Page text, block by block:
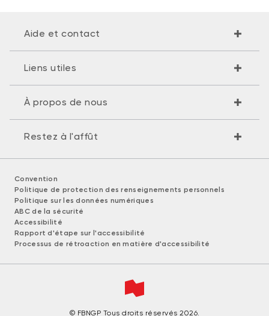
Aide et contact
Liens utiles
À propos de nous
Restez à l'affût
Convention
Politique de protection des renseignements personnels
Politique sur les données numériques
ABC de la sécurité
Accessibilité
Rapport d'étape sur l'accessibilité
Processus de rétroaction en matière d'accessibilité
© FBNGP Tous droits réservés 2026.